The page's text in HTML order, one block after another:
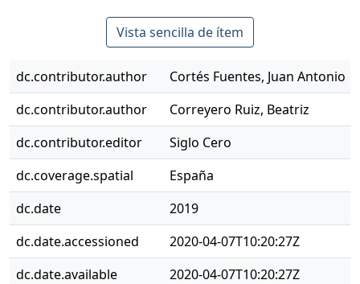
Vista sencilla de ítem
dc.contributor.author
Cortés Fuentes, Juan Antonio
dc.contributor.author
Correyero Ruiz, Beatriz
dc.contributor.editor
Siglo Cero
dc.coverage.spatial
España
dc.date
2019
dc.date.accessioned
2020-04-07T10:20:27Z
dc.date.available
2020-04-07T10:20:27Z